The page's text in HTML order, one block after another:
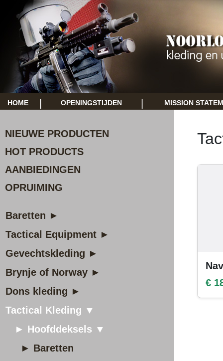
HOME OPENINGSTIJDEN MISSION
NIEUWE PRODUCTEN
HOT PRODUCTS
AANBIEDINGEN
OPRUIMING
Baretten ►
Tactical Equipment ►
Gevechtskleding ►
Brynje of Norway ►
Dons kleding ►
Tactical Kleding ▼
► Hoofddeksels ▼
► Baretten
€